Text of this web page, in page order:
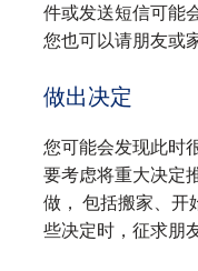
件或发送短信可能
您也可以请朋友或
做出决定
您可能会发现此时
要考虑将重大决定
做， 包括搬家、开
些决定时，征求朋